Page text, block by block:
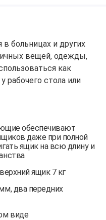
больницах и других
вещей, одежды,
как
рабочего стола или
обеспечивают
даже при полной
ящик на всю длину и
ящик 7 кг
два передних
виде